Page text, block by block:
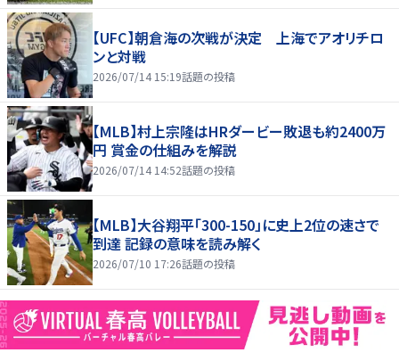
【UFC】朝倉海の次戦が決定 上海でアオリチロ
ンと対戦
2026/07/14 15:19話題の投稿
【MLB】村上宗隆はHRダービー敗退も約2400万
円 賞金の仕組みを解説
2026/07/14 14:52話題の投稿
【MLB】大谷翔平「300-150」に史上2位の速さで
到達 記録の意味を読み解く
2026/07/10 17:26話題の投稿